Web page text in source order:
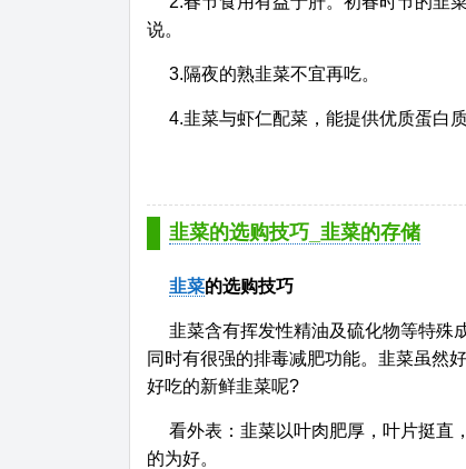
说。
3.隔夜的熟韭菜不宜再吃。
4.韭菜与虾仁配菜，能提供优质蛋白
韭菜的选购技巧_韭菜的存储
韭菜的选购技巧
韭菜含有挥发性精油及硫化物等特殊
同时有很强的排毒减肥功能。韭菜虽然
好吃的新鲜韭菜呢?
看外表：韭菜以叶肉肥厚，叶片挺直
的为好。